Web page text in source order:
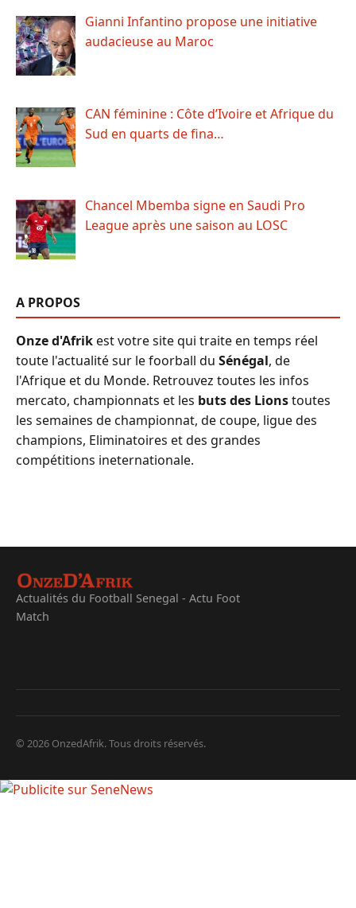
Gianni Infantino propose une initiative
audacieuse au Maroc
CAN féminine : Côte d’Ivoire et Afrique du
Sud en quarts de fina…
Chancel Mbemba signe en Saudi Pro
League après une saison au LOSC
A PROPOS
Onze d'Afrikest votre site qui traite en temps réel
toute l'actualité sur le foorball du Sénégal, de
l'Afrique et du Monde. Retrouvez toutes les infos
mercato, championnats et les buts des Lionstoutes
les semaines de championnat, de coupe, ligue des
champions, Eliminatoires et des grandes
compétitions ineternationale.
Actualités du Football Senegal - Actu Foot
Match
© 2026 OnzedAfrik. Tous droits réservés.